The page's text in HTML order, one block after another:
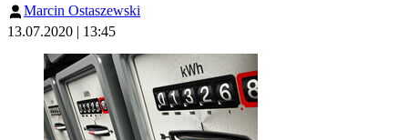
Marcin Ostaszewski
13.07.2020 | 13:45